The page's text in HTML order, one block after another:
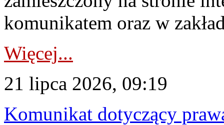
komunikatem oraz w
Więcej...
21 lipca 2026, 09:19
Komunikat dotyczący